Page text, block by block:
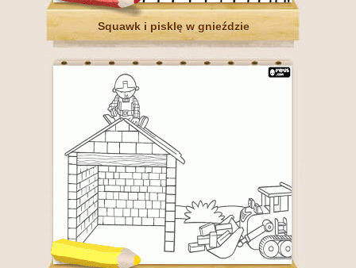
Squawk i pisklę w gnieździe